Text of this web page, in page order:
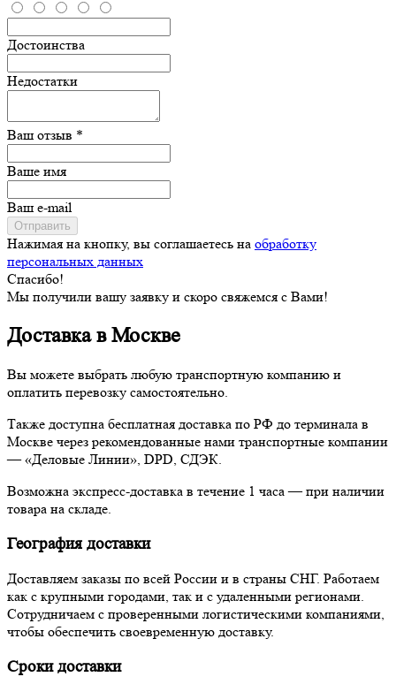
Достоинства
Недостатки
Ваш отзыв *
Ваше имя
Ваш e-mail
Отправить
Нажимая на кнопку, вы соглашаетесь на обработку
персональных данных
Спасибо!
Мы получили вашу заявку и скоро свяжемся с Вами!
Доставка в Москве
Вы можете выбрать любую транспортную компанию и
оплатить перевозку самостоятельно.
Также доступна бесплатная доставка по РФ до терминала в
Москве через рекомендованные нами транспортные компании
— «Деловые Линии», DPD, СДЭК.
Возможна экспресс-доставка в течение 1 часа — при наличии
товара на складе.
География доставки
Доставляем заказы по всей России и в страны СНГ. Работаем
как с крупными городами, так и с удаленными регионами.
Сотрудничаем с проверенными логистическими компаниями,
чтобы обеспечить своевременную доставку.
Сроки доставки